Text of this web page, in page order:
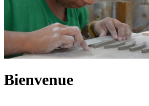
Bienvenue